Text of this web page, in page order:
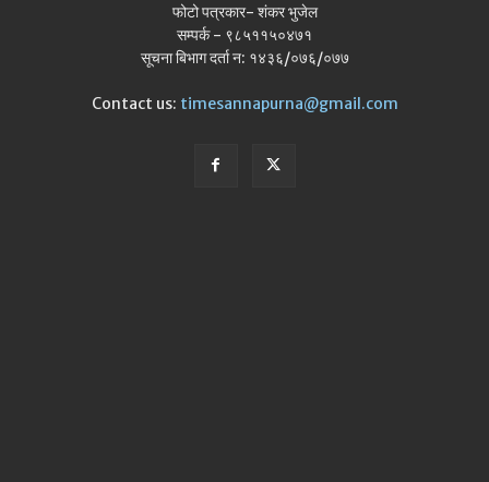
फोटो पत्रकार- शंकर भुजेल
सम्पर्क - ९८५११५०४७१
सूचना बिभाग दर्ता न: १४३६/०७६/०७७
Contact us: timesannapurna@gmail.com